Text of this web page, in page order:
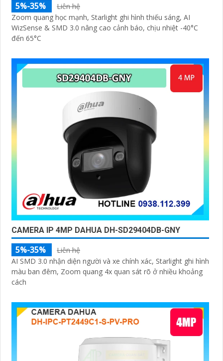
5%-35%
Liên hệ
Zoom quang học mạnh, Starlight ghi hình thiếu sáng, AI
WizSense & SMD 3.0 nâng cao cảnh báo, chịu nhiệt -40°C
đến 65°C
CAMERA IP 4MP DAHUA DH-SD29404DB-GNY
5%-35%
Liên hệ
AI SMD 3.0 nhận diện người và xe chính xác, Starlight ghi hình
màu ban đêm, Zoom quang 4x quan sát rõ ở nhiều khoảng
cách